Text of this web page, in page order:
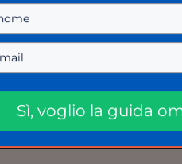
Sì, voglio la guida